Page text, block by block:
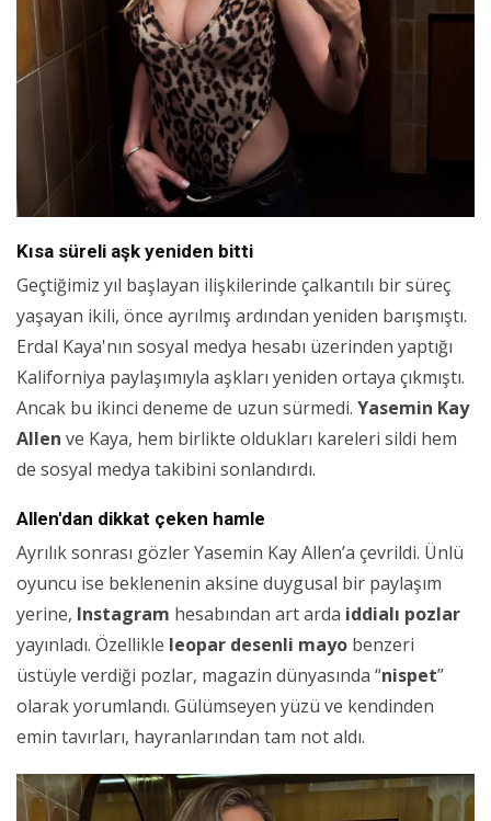
Kısa süreli aşk yeniden bitti
Geçtiğimiz yıl başlayan ilişkilerinde çalkantılı bir süreç
yaşayan ikili, önce ayrılmış ardından yeniden barışmıştı.
Erdal Kaya'nın sosyal medya hesabı üzerinden yaptığı
Kaliforniya paylaşımıyla aşkları yeniden ortaya çıkmıştı.
Ancak bu ikinci deneme de uzun sürmedi. Yasemin Kay
Allen ve Kaya, hem birlikte oldukları kareleri sildi hem
de sosyal medya takibini sonlandırdı.
Allen'dan dikkat çeken hamle
Ayrılık sonrası gözler Yasemin Kay Allen’a çevrildi. Ünlü
oyuncu ise beklenenin aksine duygusal bir paylaşım
yerine, Instagram hesabından art arda iddialı pozlar
yayınladı. Özellikle leopar desenli mayo benzeri
üstüyle verdiği pozlar, magazin dünyasında “nispet”
olarak yorumlandı. Gülümseyen yüzü ve kendinden
emin tavırları, hayranlarından tam not aldı.